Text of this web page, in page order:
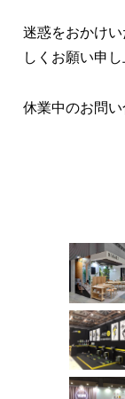
迷惑をおかけ
しくお願い申し
休業中のお問